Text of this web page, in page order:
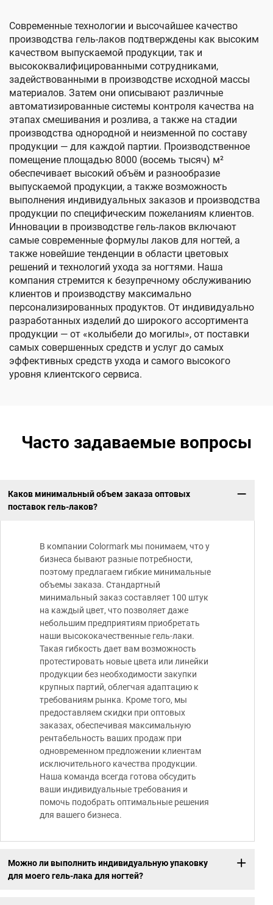
Современные технологии и высочайшее качество
производства гель-лаков подтверждены как высоким
качеством выпускаемой продукции, так и
высококвалифицированными сотрудниками,
задействованными в производстве исходной массы
материалов. Затем они описывают различные
автоматизированные системы контроля качества на
этапах смешивания и розлива, а также на стадии
производства однородной и неизменной по составу
продукции — для каждой партии. Производственное
помещение площадью 8000 (восемь тысяч) м²
обеспечивает высокий объём и разнообразие
выпускаемой продукции, а также возможность
выполнения индивидуальных заказов и производства
продукции по специфическим пожеланиям клиентов.
Инновации в производстве гель-лаков включают
самые современные формулы лаков для ногтей, а
также новейшие тенденции в области цветовых
решений и технологий ухода за ногтями. Наша
компания стремится к безупречному обслуживанию
клиентов и производству максимально
персонализированных продуктов. От индивидуально
разработанных изделий до широкого ассортимента
продукции — от «колыбели до могилы», от поставки
самых совершенных средств и услуг до самых
эффективных средств ухода и самого высокого
уровня клиентского сервиса.
Часто задаваемые вопросы
Каков минимальный объем заказа оптовых
поставок гель-лаков?
В компании Colormark мы понимаем, что у
бизнеса бывают разные потребности,
поэтому предлагаем гибкие минимальные
объемы заказа. Стандартный
минимальный заказ составляет 100 штук
на каждый цвет, что позволяет даже
небольшим предприятиям приобретать
наши высококачественные гель-лаки.
Такая гибкость дает вам возможность
протестировать новые цвета или линейки
продукции без необходимости закупки
крупных партий, облегчая адаптацию к
требованиям рынка. Кроме того, мы
предоставляем скидки при оптовых
заказах, обеспечивая максимальную
рентабельность ваших продаж при
одновременном предложении клиентам
исключительного качества продукции.
Наша команда всегда готова обсудить
ваши индивидуальные требования и
помочь подобрать оптимальные решения
для вашего бизнеса.
Можно ли выполнить индивидуальную упаковку
для моего гель-лака для ногтей?